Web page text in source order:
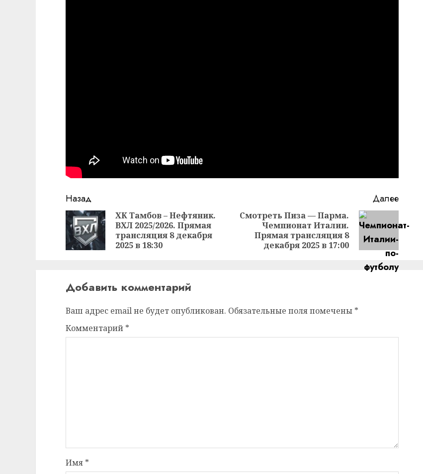
Продолжить
чтение
Назад
Предыдущая
запись:
ХК Тамбов – Нефтяник.
ВХЛ 2025/2026. Прямая
трансляция 8 декабря
2025 в 18:30
Далее
Следующая
запись:
Смотреть Пиза — Парма.
Чемпионат Италии.
Прямая трансляция 8
декабря 2025 в 17:00
Добавить комментарий
Ваш адрес email не будет опубликован. Обязательные поля помечены *
Комментарий *
Имя *